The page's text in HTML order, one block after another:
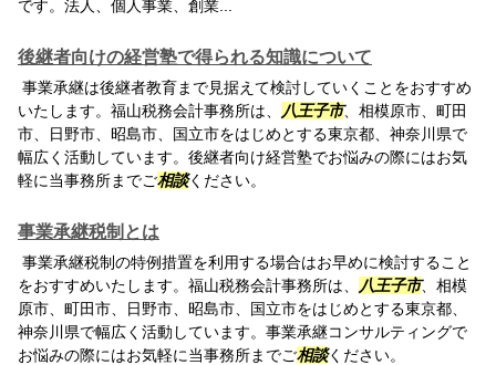
です。法人、個人事業、創業...
後継者向けの経営塾で得られる知識について
事業承継は後継者教育まで見据えて検討していくことをおすすめ
いたします。福山税務会計事務所は、
八王子市、相模原市、町田
市、日野市、昭島市、国立市をはじめとする東京都、神奈川県で
幅広く活動しています。後継者向け経営塾でお悩みの際にはお気
軽に当事務所までご相談ください。
事業承継税制とは
事業承継税制の特例措置を利用する場合はお早めに検討すること
をおすすめいたします。福山税務会計事務所は、
八王子市、相模
原市、町田市、日野市、昭島市、国立市をはじめとする東京都、
神奈川県で幅広く活動しています。事業承継コンサルティングで
お悩みの際にはお気軽に当事務所までご相談ください。